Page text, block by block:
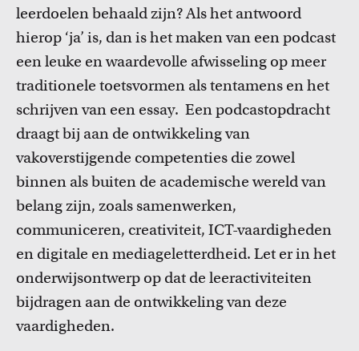
leerdoelen behaald zijn? Als het antwoord
hierop ‘ja’ is, dan is het maken van een podcast
een leuke en waardevolle afwisseling op meer
traditionele toetsvormen als tentamens en het
schrijven van een essay. Een podcastopdracht
draagt bij aan de ontwikkeling van
vakoverstijgende competenties die zowel
binnen als buiten de academische wereld van
belang zijn, zoals samenwerken,
communiceren, creativiteit, ICT-vaardigheden
en digitale en mediageletterdheid. Let er in het
onderwijsontwerp op dat de leeractiviteiten
bijdragen aan de ontwikkeling van deze
vaardigheden.